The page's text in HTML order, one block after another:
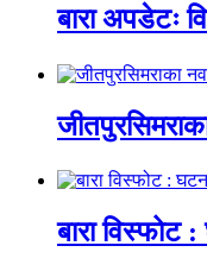
बारा अपडेटः
बारा